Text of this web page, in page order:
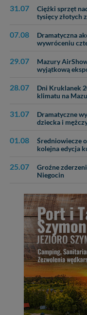
31.07
Ciężki sprzęt
tysięcy złotych
07.08
Dramatyczna
wywróceniu
29.07
Mazury
wyjątkową
28.07
Dni Kruklanek
klimatu na
31.07
Dramatyczne
dziecka i
01.08
Średniowiecze
kolejna edycja
25.07
Groźne
Niegocin